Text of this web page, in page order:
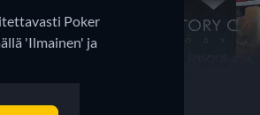
Poker
'Ilmainen' ja